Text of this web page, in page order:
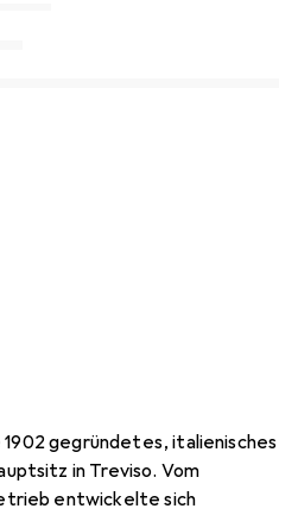
1902 gegründetes, italienisches
in Treviso. Vom
entwickelte sich